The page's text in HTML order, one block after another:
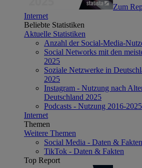
Zum
Internet
Beliebte Statistiken
Aktuelle Statistiken
Anzahl der Social-Media-
Social Networks mit den
2025
Soziale Netzwerke in
2025
Instagram - Nutzung nach
Deutschland 2025
Podcasts - Nutzung 2016-2025
Internet
Themen
Weitere Themen
Social Media - Daten & Fakten
TikTok - Daten & Fakten
Top Report